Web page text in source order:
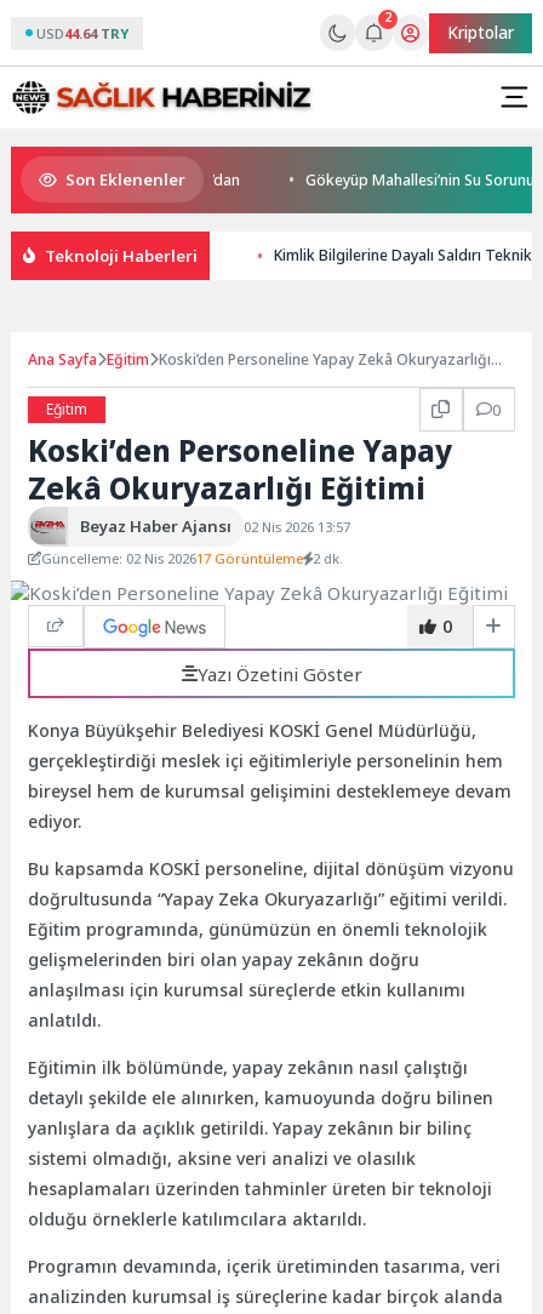
USD44.64 TRY
2
Kriptolar
Son Eklenenler
start Başkan Büyükakın’dan Gökeyüp Mahallesi’nin Su Sorunu
Teknoloji Haberleri Kimlik Bilgilerine Dayalı Saldırı
Ana Sayfa Eğitim Koski’den Personeline Yapay Zekâ Okuryazarlığı
Eğitim
0
Koski’den Personeline Yapay
Zekâ Okuryazarlığı Eğitimi
Beyaz Haber Ajansı
02 Nis 2026 13:57
Güncelleme: 02 Nis 202617 Görüntüleme 2 dk.
0
Yazı Özetini Göster
Konya Büyükşehir Belediyesi KOSKİ Genel Müdürlüğü,
gerçekleştirdiği meslek içi eğitimleriyle personelinin hem
bireysel hem de kurumsal gelişimini desteklemeye devam
ediyor.
Bu kapsamda KOSKİ personeline, dijital dönüşüm vizyonu
doğrultusunda “Yapay Zeka Okuryazarlığı” eğitimi verildi.
Eğitim programında, günümüzün en önemli teknolojik
gelişmelerinden biri olan yapay zekânın doğru
anlaşılması için kurumsal süreçlerde etkin kullanımı
anlatıldı.
Eğitimin ilk bölümünde, yapay zekânın nasıl çalıştığı
detaylı şekilde ele alınırken, kamuoyunda doğru bilinen
yanlışlara da açıklık getirildi. Yapay zekânın bir bilinç
sistemi olmadığı, aksine veri analizi ve olasılık
hesaplamaları üzerinden tahminler üreten bir teknoloji
olduğu örneklerle katılımcılara aktarıldı.
Programın devamında, içerik üretiminden tasarıma, veri
analizinden kurumsal iş süreçlerine kadar birçok alanda